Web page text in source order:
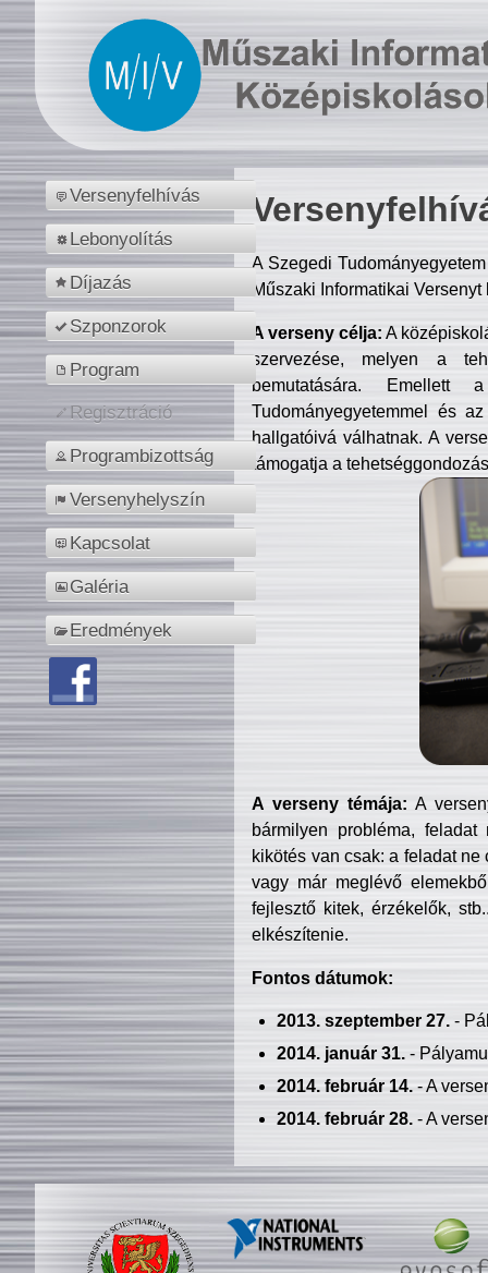
Versenyfelhívás
Lebonyolítás
Díjazás
Szponzorok
Program
Regisztráció
Programbizottság
Versenyhelyszín
Kapcsolat
Galéria
Eredmények
A Szegedi
Műszaki Informatikai
A verseny célja: A
szervezése, melyen a
bemutatására. Emellett
Tudományegyetemmel és
hallgatóivá válhatnak. A
támogatja a
A verseny témája: A
bármilyen probléma, feladat
kikötés van csak: a feladat
vagy már meglévő
fejlesztő kitek, érzékelők,
elkészítenie.
Fontos dátumok:
2013. szeptember 27.-
2014. január 31.-
2014. február 14.- A
2014. február 28.- A